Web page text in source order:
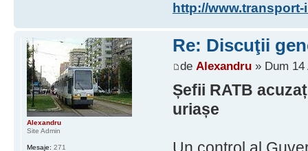
http://
Re: Discuţii
de Alexandru» Dum 14
Șefii RATB
uriașe
Un control al
Alexandru
Site Admin
Mesaje: 271